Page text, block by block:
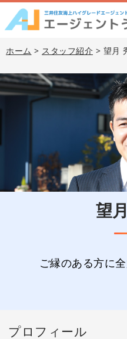
ホーム > スタッフ紹介 > 望月
望
ご縁のある方に
プロフィール